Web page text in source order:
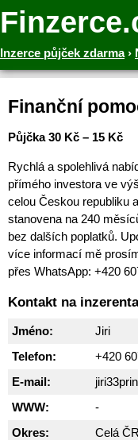
Inzerce půjček zdarma›
Finanční
Půjčka 30 Kč – 15 Kč
Rychlá a spolehlivá
přímého investora ve
celou Českou republiku
stanovena na 240
bez dalších poplatků.
více informací mě
přes WhatsApp: +420
Kontakt na inzerenta
Jméno:
Jiri
Telefon:
+420
E-mail:
WWW:
-
Okres:
Celá ČR